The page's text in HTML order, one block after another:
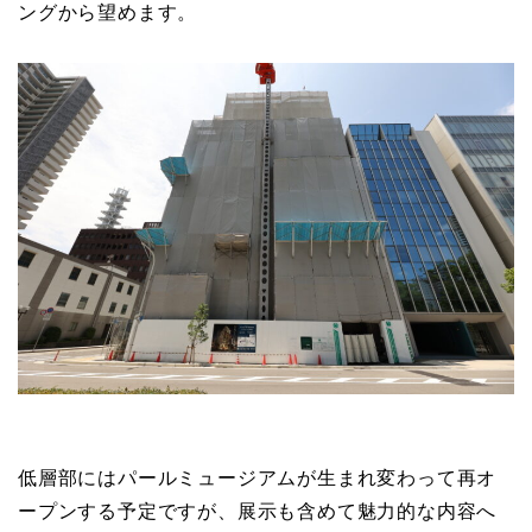
ングから望めます。
低層部にはパールミュージアムが生まれ変わって再オ
ープンする予定ですが、展示も含めて魅力的な内容へ